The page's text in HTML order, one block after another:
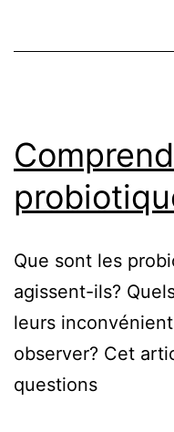
Que sont les
agissent-ils?
leurs
observer? Cet
questions